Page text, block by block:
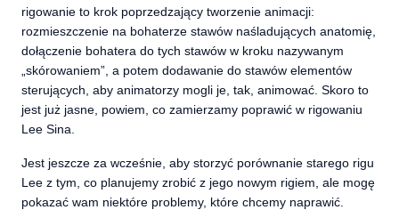
rigowanie to krok poprzedzający tworzenie animacji:
rozmieszczenie na bohaterze stawów naśladujących anatomię,
dołączenie bohatera do tych stawów w kroku nazywanym
„skórowaniem”, a potem dodawanie do stawów elementów
sterujących, aby animatorzy mogli je, tak, animować. Skoro to
jest już jasne, powiem, co zamierzamy poprawić w rigowaniu
Lee Sina.
Jest jeszcze za wcześnie, aby storzyć porównanie starego rigu
Lee z tym, co planujemy zrobić z jego nowym rigiem, ale mogę
pokazać wam niektóre problemy, które chcemy naprawić.